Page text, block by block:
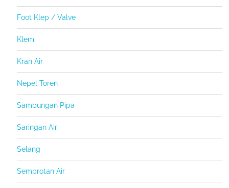
Foot Klep / Valve
Klem
Kran Air
Nepel Toren
Sambungan Pipa
Saringan Air
Selang
Semprotan Air